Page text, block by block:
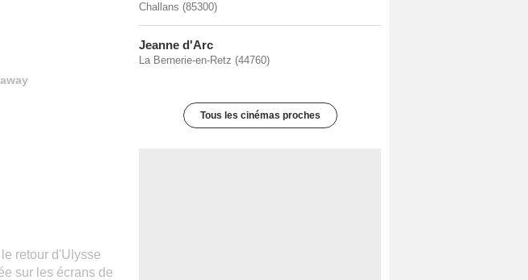
retour d'Ulysse
sur les écrans de
Challans (85300)
Jeanne d'Arc
La Bernerie-en-Retz (44760)
Tous les cinémas proches